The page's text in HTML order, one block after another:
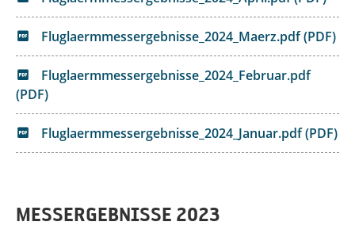
Fluglaermmessergebnisse_2024_Maerz.pdf (PDF)
Fluglaermmessergebnisse_2024_Februar.pdf
(PDF)
Fluglaermmessergebnisse_2024_Januar.pdf (PDF)
MESSERGEBNISSE 2023